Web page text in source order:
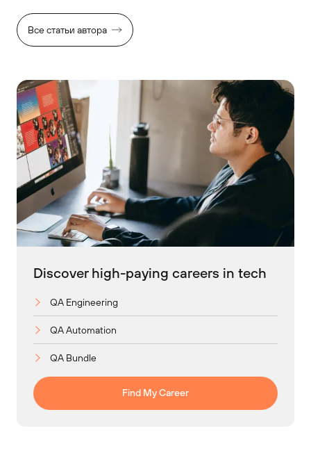
Все статьи автора
Discover high-paying careers in tech
QA Engineering
QA Automation
QA Bundle
Find My Career